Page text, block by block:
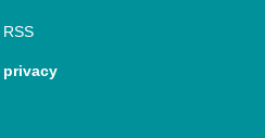
RSS
privacy